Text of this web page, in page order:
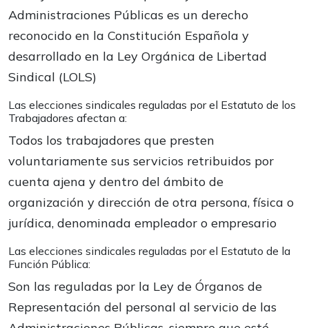
Administraciones Públicas es un derecho
reconocido en la Constitución Española y
desarrollado en la Ley Orgánica de Libertad
Sindical (LOLS)
Las elecciones sindicales reguladas por el Estatuto de los
Trabajadores afectan a:
Todos los trabajadores que presten
voluntariamente sus servicios retribuidos por
cuenta ajena y dentro del ámbito de
organización y dirección de otra persona, física o
jurídica, denominada empleador o empresario
Las elecciones sindicales reguladas por el Estatuto de la
Función Pública:
Son las reguladas por la Ley de Órganos de
Representación del personal al servicio de las